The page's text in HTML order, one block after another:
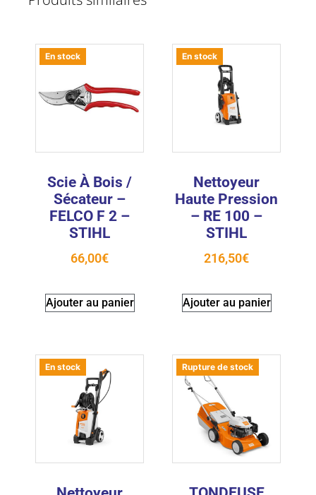
En stock
Scie À Bois /
Sécateur –
FELCO F 2 –
STIHL
66,00€
Ajouter au panier
En stock
Nettoyeur
Haute Pression
– RE 100 –
STIHL
216,50€
Ajouter au panier
En stock Rupture de stock